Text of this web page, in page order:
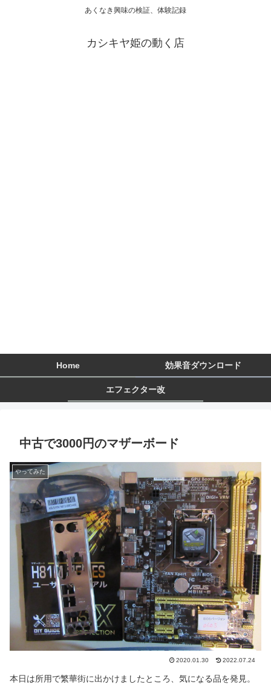
あくなき興味の検証、体験記録
カシキヤ姫の動く店
Home 効果音ダウンロード
エフェクター改
中古で3000円のマザーボード
やってみた
2020.01.30 2022.07.24
本日は所用で繁華街に出かけましたところ、気になる品を発見。